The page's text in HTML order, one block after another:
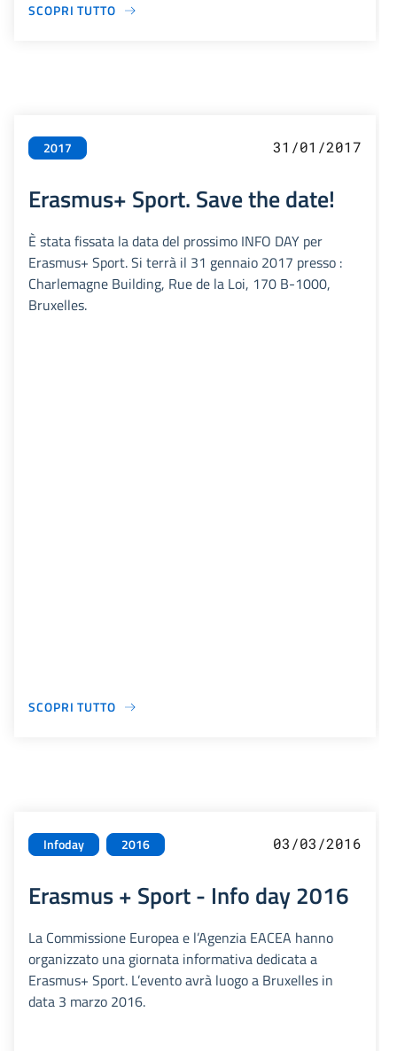
SCOPRI TUTTO
2017 31/01/2017
Erasmus+ Sport. Save the date!
È stata fissata la data del prossimo INFO DAY per
Erasmus+ Sport. Si terrà il 31 gennaio 2017 presso :
Charlemagne Building, Rue de la Loi, 170 B-1000,
Bruxelles.
SCOPRI TUTTO
Infoday 2016 03/03/2016
Erasmus + Sport - Info day 2016
La Commissione Europea e l’Agenzia EACEA hanno
organizzato una giornata informativa dedicata a
Erasmus+ Sport. L’evento avrà luogo a Bruxelles in
data 3 marzo 2016.